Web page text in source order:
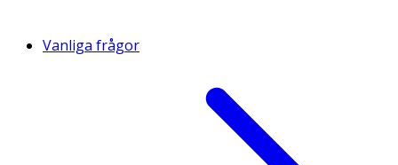
Vanliga frågor